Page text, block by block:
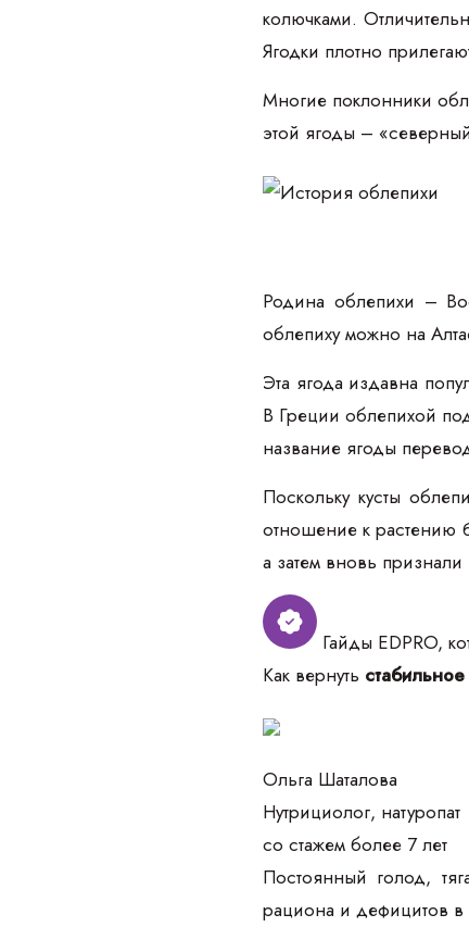
колючками.
Ягодки плотно
Многие поклонники
этой ягоды –
Родина облепихи –
облепиху можно на
Эта ягода издавна
В Греции облепихой
название ягоды
Поскольку кусты
отношение к растению
а затем вновь
Гайды EDPRO,
Как вернуть
Ольга Шаталова
Нутрициолог, натуропат
со стажем более 7 лет
Постоянный голод,
рациона и дефицитов в